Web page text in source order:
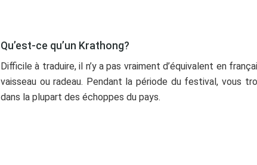
Qu’est-ce qu’un Krathong?
Difficile à traduire, il n’y a pas vraiment d’équivalent en
vaisseau ou radeau. Pendant la période du festival, vous
dans la plupart des échoppes du pays.